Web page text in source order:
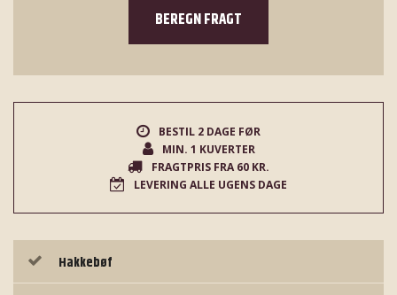
BEREGN FRAGT
BESTIL 2 DAGE FØR
MIN. 1 KUVERTER
FRAGTPRIS FRA 60 KR.
LEVERING ALLE UGENS DAGE
Hakkebøf